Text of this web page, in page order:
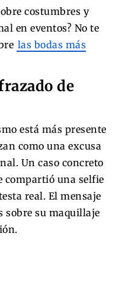
costumbres y
en eventos? No te
las bodas más
de
está más presente
como una excusa
Un caso concreto
compartió una selfie
real. El mensaje
sobre su maquillaje